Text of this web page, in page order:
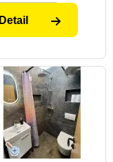
Detail